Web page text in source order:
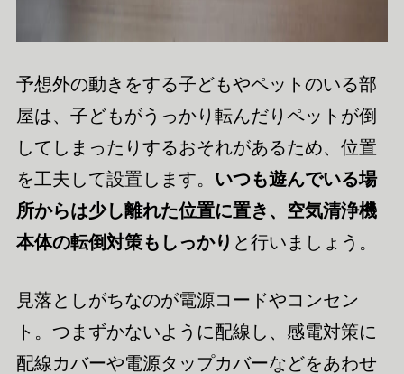
予想外の動きをする子どもやペットのいる部
屋は、子どもがうっかり転んだりペットが倒
してしまったりするおそれがあるため、位置
を工夫して設置します。 いつも遊んでいる場
所からは少し離れた位置に置き、空気清浄機
本体の転倒対策もしっかり と行いましょう。
見落としがちなのが電源コードやコンセン
ト。つまずかないように配線し、感電対策に
配線カバーや電源タップカバーなどをあわせ